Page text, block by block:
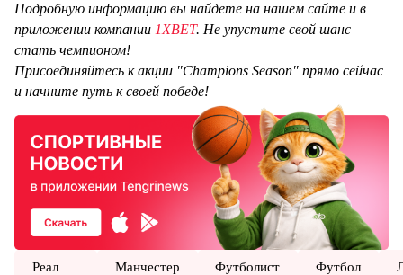
Подробную информацию вы найдете на нашем сайте и в
приложении компании 1XBET. Не упустите свой шанс
стать чемпионом!
Присоединяйтесь к акции "Champions Season" прямо сейчас
и начните путь к своей победе!
Реал
Манчестер
Футболист Футбол